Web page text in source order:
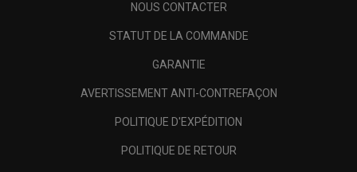
NOUS CONTACTER
STATUT DE LA COMMANDE
GARANTIE
AVERTISSEMENT ANTI-CONTREFAÇON
POLITIQUE D'EXPÉDITION
POLITIQUE DE RETOUR